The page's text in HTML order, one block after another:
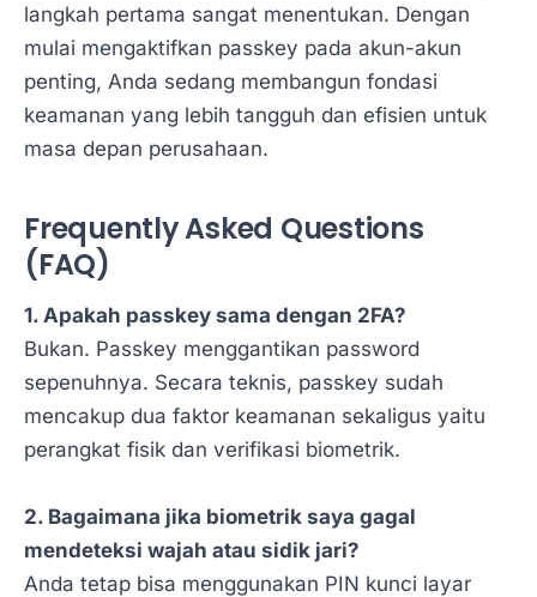
langkah pertama sangat menentukan. Dengan
mulai mengaktifkan passkey pada akun-akun
penting, Anda sedang membangun fondasi
keamanan yang lebih tangguh dan efisien untuk
masa depan perusahaan.
Frequently Asked Questions
(FAQ)
1. Apakah passkey sama dengan 2FA?
Bukan. Passkey menggantikan password
sepenuhnya. Secara teknis, passkey sudah
mencakup dua faktor keamanan sekaligus yaitu
perangkat fisik dan verifikasi biometrik.
2. Bagaimana jika biometrik saya gagal
mendeteksi wajah atau sidik jari?
Anda tetap bisa menggunakan PIN kunci layar